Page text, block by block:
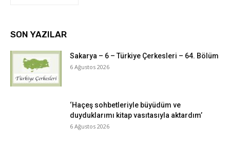
SON YAZILAR
Sakarya – 6 – Türkiye Çerkesleri – 64. Bölüm
6 Ağustos 2026
‘Haçeş sohbetleriyle büyüdüm ve
duyduklarımı kitap vasıtasıyla aktardım’
6 Ağustos 2026